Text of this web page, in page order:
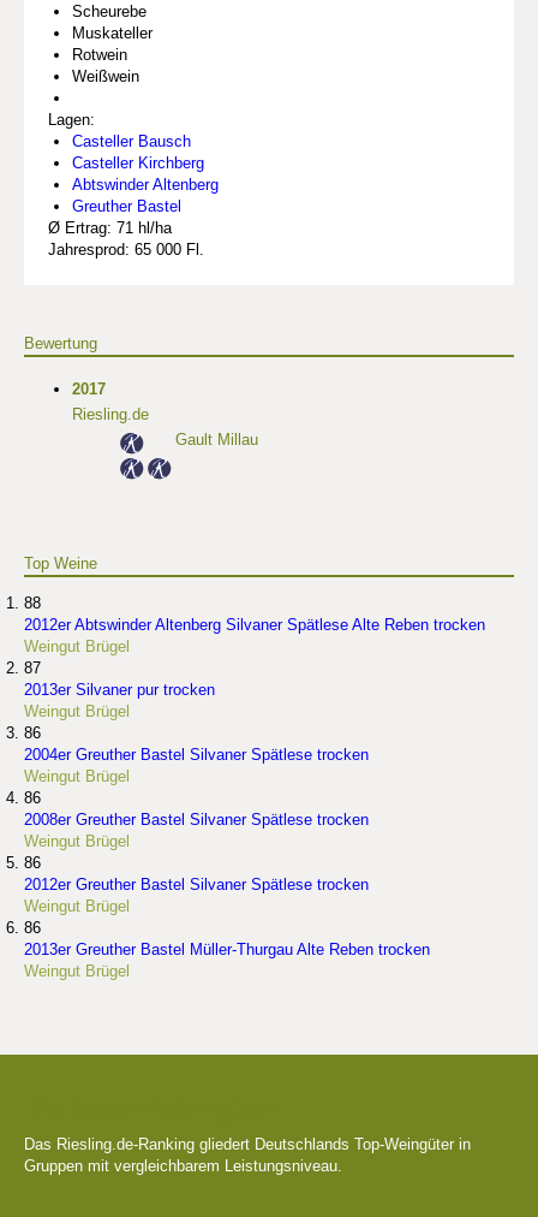
Scheurebe
Muskateller
Rotwein
Weißwein
Lagen:
Casteller Bausch
Casteller Kirchberg
Abtswinder Altenberg
Greuther Bastel
Ø Ertrag: 71 hl/ha
Jahresprod: 65 000 Fl.
Bewertung
2017
Riesling.de
Gault Millau
Top Weine
88
2012er Abtswinder Altenberg Silvaner Spätlese Alte Reben trocken
Weingut Brügel
87
2013er Silvaner pur trocken
Weingut Brügel
86
2004er Greuther Bastel Silvaner Spätlese trocken
Weingut Brügel
86
2008er Greuther Bastel Silvaner Spätlese trocken
Weingut Brügel
86
2012er Greuther Bastel Silvaner Spätlese trocken
Weingut Brügel
86
2013er Greuther Bastel Müller-Thurgau Alte Reben trocken
Weingut Brügel
Das Riesling.de-Ranking gliedert Deutschlands Top-Weingüter in
Gruppen mit vergleichbarem Leistungsniveau.